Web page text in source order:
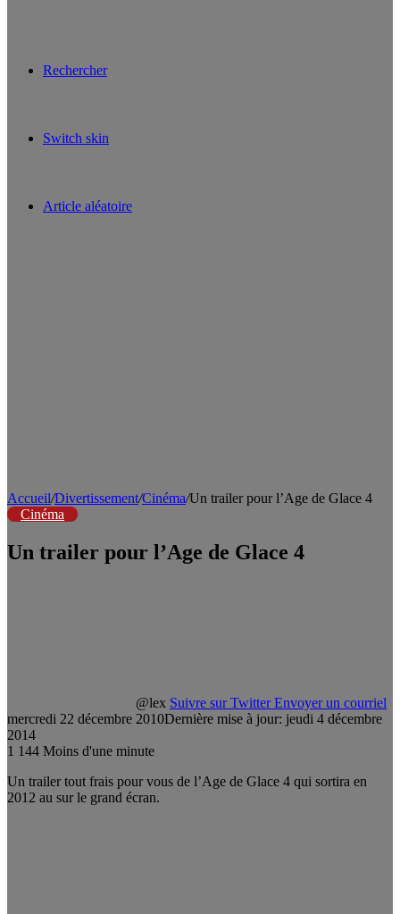
Rechercher
Switch skin
Article aléatoire
Accueil/Divertissement/Cinéma/Un trailer pour l’Age de Glace 4
Cinéma
Un trailer pour l’Age de Glace 4
@lex Suivre sur Twitter Envoyer un courriel
mercredi 22 décembre 2010Dernière mise à jour: jeudi 4 décembre
2014
1 144 Moins d'une minute
Un trailer tout frais pour vous de l’Age de Glace 4 qui sortira en
2012 au sur le grand écran.